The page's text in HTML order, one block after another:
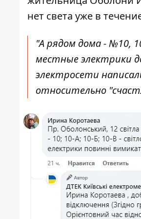
нет света уже в
"А рядом дома - №10,
местные электрики
электросети
относительно